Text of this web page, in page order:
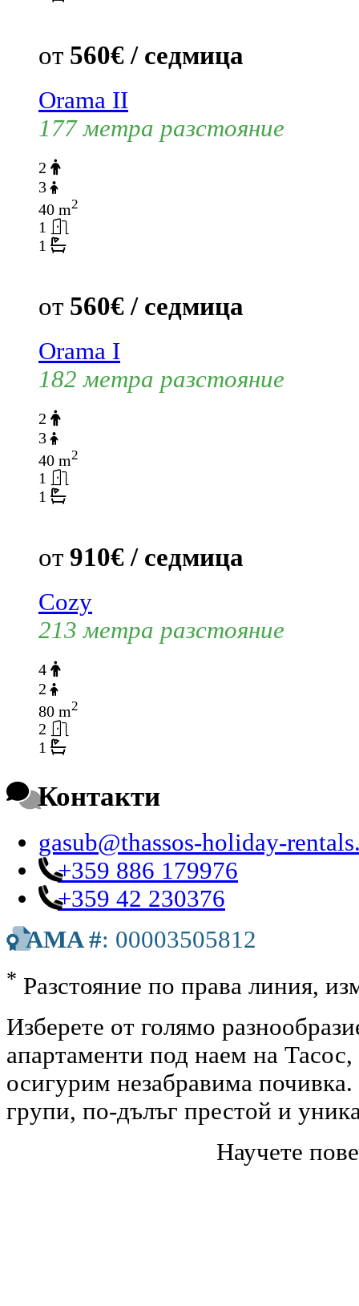
от 560€ / седмица
Orama II
177 метра разстояние
2
3
40 m2
1
1
от 560€ / седмица
Orama I
182 метра разстояние
2
3
40 m2
1
1
от 910€ / седмица
Cozy
213 метра разстояние
4
2
80 m2
2
1
Контакти
gasub@thassos-holiday-
+359 886 179976
+359 42 230376
AMA #: 00003505812
* Разстояние по права линия,
Изберете от голямо
апартаменти под наем на
осигурим незабравима
групи, по-дълъг престой и
Научете